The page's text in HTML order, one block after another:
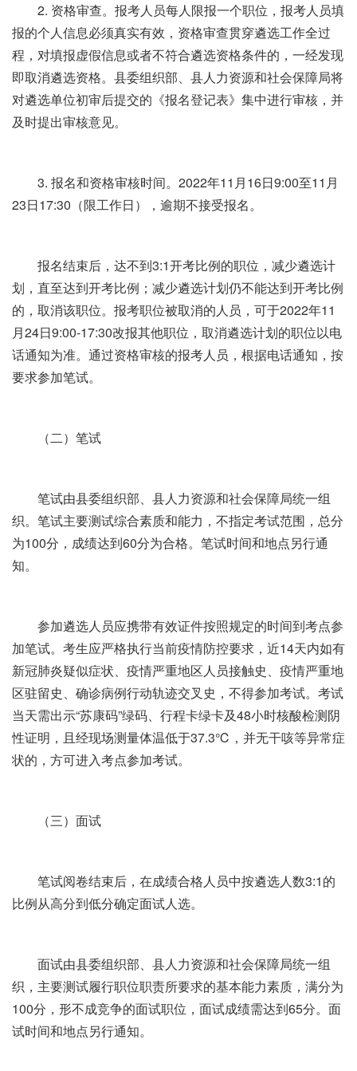
2. 资格审查。报考人员每人限报一个职位，报考人员填
报的个人信息必须真实有效，资格审查贯穿遴选工作全过
程，对填报虚假信息或者不符合遴选资格条件的，一经发现
即取消遴选资格。县委组织部、县人力资源和社会保障局将
对遴选单位初审后提交的《报名登记表》集中进行审核，并
及时提出审核意见。
3. 报名和资格审核时间。2022年11月16日9:00至11月
23日17:30（限工作日），逾期不接受报名。
报名结束后，达不到3:1开考比例的职位，减少遴选计
划，直至达到开考比例；减少遴选计划仍不能达到开考比例
的，取消该职位。报考职位被取消的人员，可于2022年11
月24日9:00-17:30改报其他职位，取消遴选计划的职位以电
话通知为准。通过资格审核的报考人员，根据电话通知，按
要求参加笔试。
（二）笔试
笔试由县委组织部、县人力资源和社会保障局统一组
织。笔试主要测试综合素质和能力，不指定考试范围，总分
为100分，成绩达到60分为合格。笔试时间和地点另行通
知。
参加遴选人员应携带有效证件按照规定的时间到考点参
加笔试。考生应严格执行当前疫情防控要求，近14天内如有
新冠肺炎疑似症状、疫情严重地区人员接触史、疫情严重地
区驻留史、确诊病例行动轨迹交叉史，不得参加考试。考试
当天需出示“苏康码”绿码、行程卡绿卡及48小时核酸检测阴
性证明，且经现场测量体温低于37.3℃，并无干咳等异常症
状的，方可进入考点参加考试。
（三）面试
笔试阅卷结束后，在成绩合格人员中按遴选人数3:1的
比例从高分到低分确定面试人选。
面试由县委组织部、县人力资源和社会保障局统一组
织，主要测试履行职位职责所要求的基本能力素质，满分为
100分，形不成竞争的面试职位，面试成绩需达到65分。面
试时间和地点另行通知。